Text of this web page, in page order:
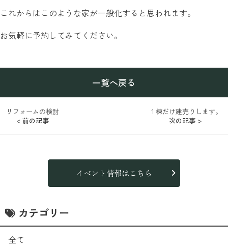
これからはこのような家が一般化すると思われます。
お気軽に予約してみてください。
< 前の記事
リフォームの検討
一覧へ戻る
１棟だけ建売りします。
次の記事 >
イベント情報はこちら
カテゴリー
全て